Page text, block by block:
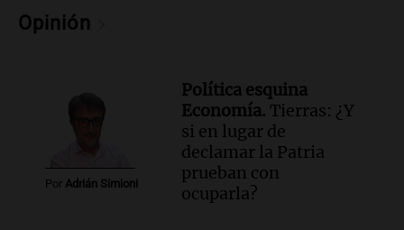
Episodios
Opinión
Por Adrián Simioni
Política esquina
Economía. Tierras: ¿Y
si en lugar de
declamar la Patria
prueban con
ocuparla?